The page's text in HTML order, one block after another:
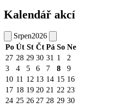
Kalendář akcí
Srpen2026
Po Út St Čt Pá So Ne
27 28 29 30 31 1
2
3
4 5 6 7 8
9
10 11 12 13 14 15 16
17 18 19 20 21 22 23
24 25 26 27 28 29 30